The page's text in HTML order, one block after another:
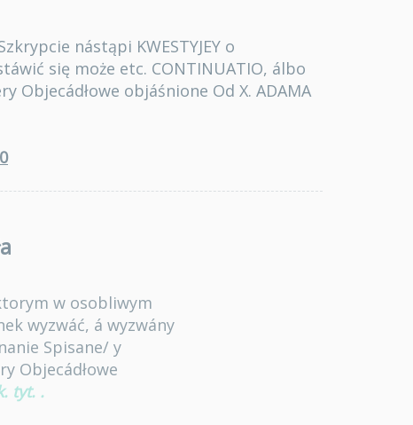
nástąpi KWESTYJEY o
się może etc. CONTINUATIO, álbo
Objecádłowe objáśnione Od X. ADAMA
ktorym w osobliwym
wyzwáć, á wyzwány
Spisane/ y
Objecádłowe
tyt. .